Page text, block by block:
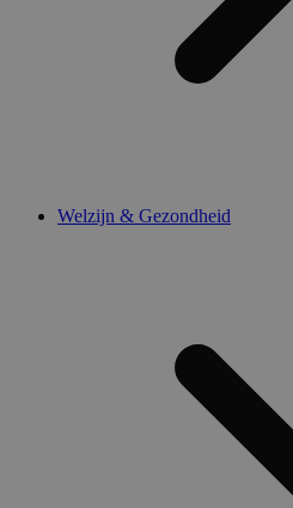
Welzijn & Gezondheid